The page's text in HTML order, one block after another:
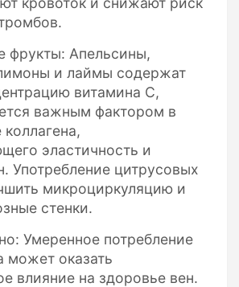
фрукты: Апельсины,
и лаймы содержат
витамина C,
важным фактором в
эластичность и
Употребление цитрусовых
микроциркуляцию и
стенки.
Умеренное потребление
может оказать
влияние на здоровье вен.